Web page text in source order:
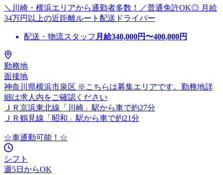
＼川崎・横浜エリアから通勤者多数！／普通免許OK◎ 月給
34万円以上の近距離ルート配送ドライバー
配送・物流スタッフ 月給340,000円〜400,000円
勤務地
面接地
神奈川県横浜市泉区 ※こちらは募集エリアです。勤務地詳
細は求人内をご確認ください
ＪＲ京浜東北線「川崎」駅から車で約27分
ＪＲ鶴見線「昭和」駅から車で約21分
☆車通勤可能！☆
シフト
週5日からOK